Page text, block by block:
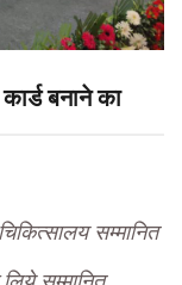
बनाने का
सम्मानित